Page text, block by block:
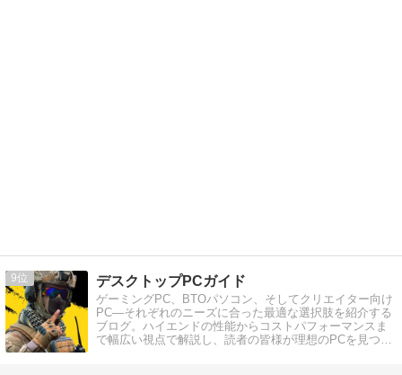
9 デスクトップPCガイド
ゲーミングPC、BTOパソコン、そしてクリエイター向け
PC―それぞれのニーズに合った最適な選択肢を紹介する
ブログ。ハイエンドの性能からコストパフォーマンスま
で幅広い視点で解説し、読者の皆様が理想のPCを見つけ